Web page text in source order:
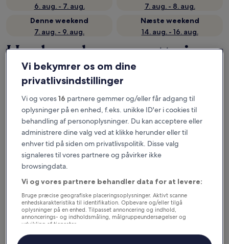
6. aug. - 7. aug.
7. aug. - 8. aug.
Denne weekend
7. aug. - 9. aug.
Næste weekend
14. aug. - 16. aug.
Her kan du overnatte i
Nordjylland
Mest populære hoteller i Skagen
Color Hotel Skagen
out
8,6/10Fremragende! (1.005 anmeldelser)
Color Hotel Skagen
out
8,6/
Skagen
Vi bekymrer os om dine
privatlivsindstillinger
Vi og vores16 partnere gemmer og/eller får adgang til
oplysninger på en enhed, f.eks. unikke ID'er i cookies til
behandling af personoplysninger. Du kan acceptere eller
administrere dine valg ved at klikke herunder eller til
enhver tid på siden om privatlivspolitik. Disse valg
signaleres til vores partnere og påvirker ikke
browsingdata.
Vi og vores partnere behandler data for at levere:
Bruge præcise geografiske placeringsoplysninger. Aktivt scanne
enhedskarakteristika til identifikation. Opbevare og/eller tilgå
oplysninger på en enhed. Tilpasset annoncering og indhold,
annoncerings- og indholdsmåling, målgruppeundersøgelser og
udvikling af tjenester.
Liste over partnere (leverandører)